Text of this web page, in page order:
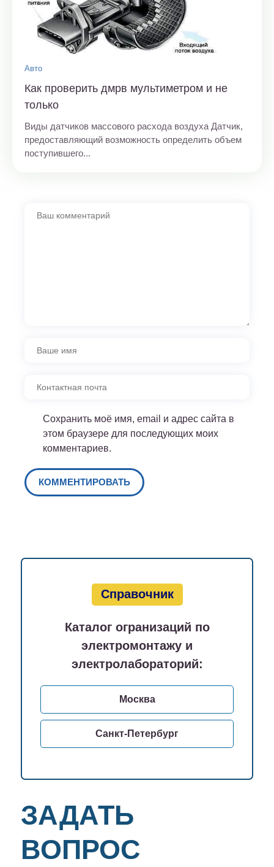
Авто
Как проверить дмрв мультиметром и не
только
Виды датчиков массового расхода воздуха Датчик,
предоставляющий возможность определить объем
поступившего...
Сохранить моё имя, email и адрес сайта в
этом браузере для последующих моих
комментариев.
Справочник
Каталог огранизаций по
электромонтажу и
электролабораторий:
Москва
Санкт-Петербург
ЗАДАТЬ
ВОПРОС